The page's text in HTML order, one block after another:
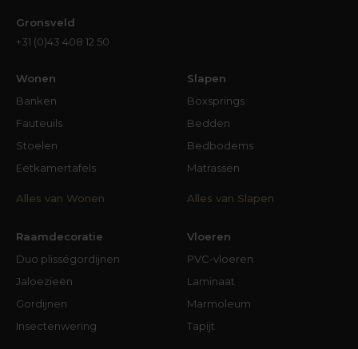
Gronsveld
+31 (0)43 408 12 50
Wonen
Banken
Fauteuils
Stoelen
Eetkamertafels
Alles van Wonen
Slapen
Boxsprings
Bedden
Bedbodems
Matrassen
Alles van Slapen
Raamdecoratie
Duo plisségordijnen
Jaloezieën
Gordijnen
Insectenwering
Vloeren
PVC-vloeren
Laminaat
Marmoleum
Tapijt